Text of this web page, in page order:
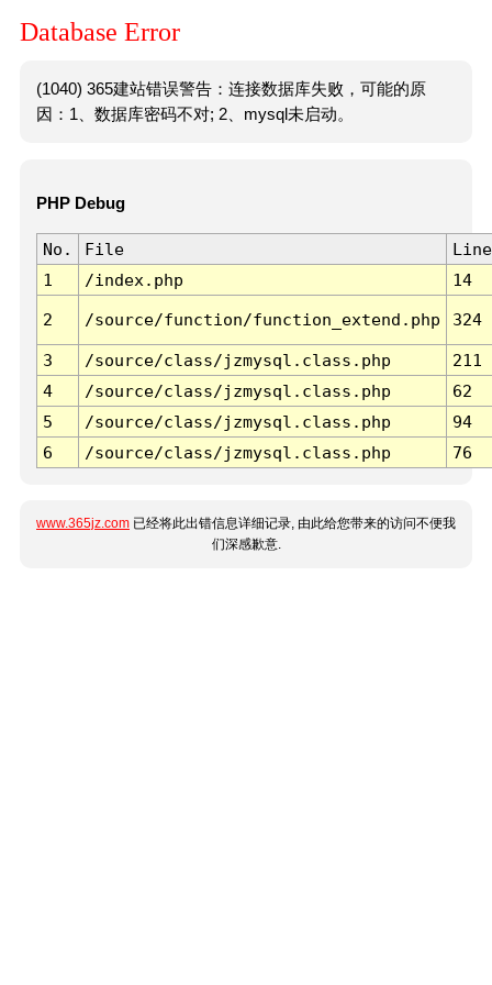
Database Error
(1040) 365建站错误警告：连接数据库失败，可能的原
因：1、数据库密码不对; 2、mysql未启动。
PHP Debug
No. File
Line
1
/index.php 14
2 /source/function/function_extend.php 324
3 /source/class/jzmysql.class.php
211
4
/source/class/jzmysql.class.php
62
5
/source/class/jzmysql.class.php
94
6
/source/class/jzmysql.class.php 76
www.365jz.com 已经将此出错信息详细记录, 由此给您带来的访问不便我
们深感歉意.